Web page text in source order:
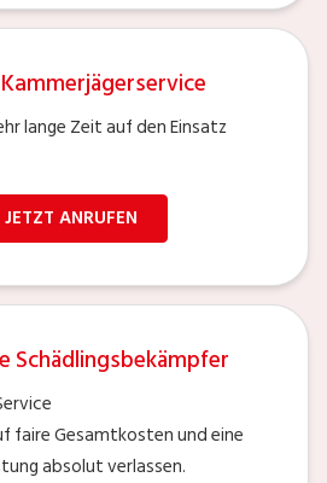
lange Zeit auf den Einsatz
JETZT ANRUFEN
Schädlingsbekämpfer
faire Gesamtkosten und eine
absolut verlassen.